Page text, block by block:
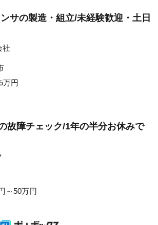
サの製造・組立/未経験歓迎・土日
社
万円
故障チェック/1年の半分お休みで
～50万円